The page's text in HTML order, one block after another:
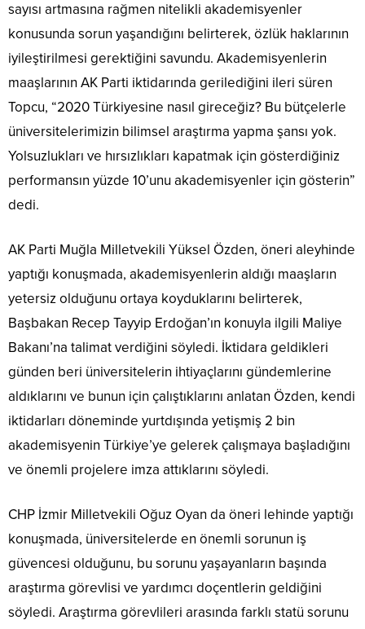
sayısı artmasına rağmen nitelikli akademisyenler
konusunda sorun yaşandığını belirterek, özlük haklarının
iyileştirilmesi gerektiğini savundu. Akademisyenlerin
maaşlarının AK Parti iktidarında gerilediğini ileri süren
Topcu, “2020 Türkiyesine nasıl gireceğiz? Bu bütçelerle
üniversitelerimizin bilimsel araştırma yapma şansı yok.
Yolsuzlukları ve hırsızlıkları kapatmak için gösterdiğiniz
performansın yüzde 10’unu akademisyenler için gösterin”
dedi.
AK Parti Muğla Milletvekili Yüksel Özden, öneri aleyhinde
yaptığı konuşmada, akademisyenlerin aldığı maaşların
yetersiz olduğunu ortaya koyduklarını belirterek,
Başbakan Recep Tayyip Erdoğan’ın konuyla ilgili Maliye
Bakanı’na talimat verdiğini söyledi. İktidara geldikleri
günden beri üniversitelerin ihtiyaçlarını gündemlerine
aldıklarını ve bunun için çalıştıklarını anlatan Özden, kendi
iktidarları döneminde yurtdışında yetişmiş 2 bin
akademisyenin Türkiye’ye gelerek çalışmaya başladığını
ve önemli projelere imza attıklarını söyledi.
CHP İzmir Milletvekili Oğuz Oyan da öneri lehinde yaptığı
konuşmada, üniversitelerde en önemli sorunun iş
güvencesi olduğunu, bu sorunu yaşayanların başında
araştırma görevlisi ve yardımcı doçentlerin geldiğini
söyledi. Araştırma görevlileri arasında farklı statü sorunu